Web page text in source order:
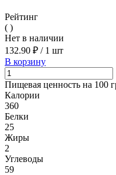
Рейтинг
( )
Нет в наличии
132.90 ₽ /1 шт
В корзину
Пищевая ценность на 100
Калории
360
Белки
25
Жиры
2
Углеводы
59